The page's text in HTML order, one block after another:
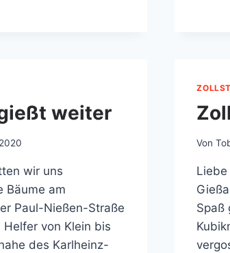
weiter
wir uns
Bäume am
Paul-Nießen-Straße
von Klein bis
des Karlheinz-
Von
Spaß